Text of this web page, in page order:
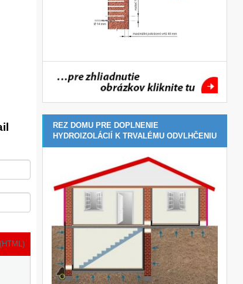
REZ DOMU PRE DOPLNENIE
HYDROIZOLÁCIÍ K TRVALÉMU ODVLHČENIU